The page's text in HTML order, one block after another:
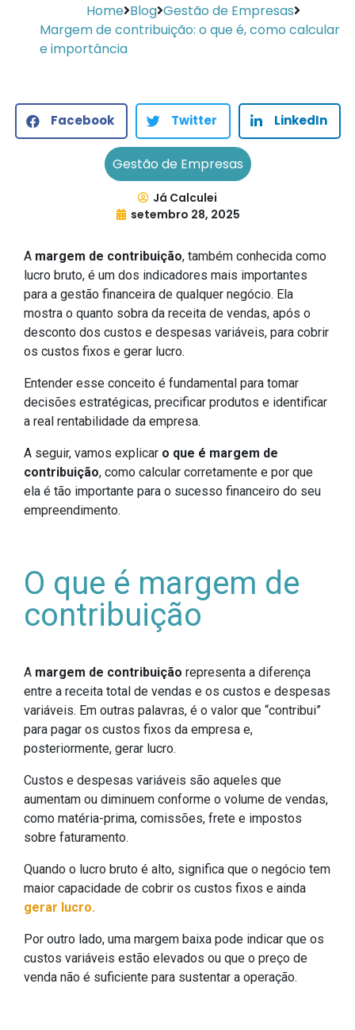
Home Blog Gestão de Empresas
Margem de contribuição: o que é, como calcular
e importância
Facebook Twitter LinkedIn
Gestão de Empresas
Já Calculei
setembro 28, 2025
A margem de contribuição, também conhecida como
lucro bruto, é um dos indicadores mais importantes
para a gestão financeira de qualquer negócio. Ela
mostra o quanto sobra da receita de vendas, após o
desconto dos custos e despesas variáveis, para cobrir
os custos fixos e gerar lucro.
Entender esse conceito é fundamental para tomar
decisões estratégicas, precificar produtos e identificar
a real rentabilidade da empresa.
A seguir, vamos explicar o que é margem de
contribuição, como calcular corretamente e por que
ela é tão importante para o sucesso financeiro do seu
empreendimento.
O que é margem de
contribuição
A margem de contribuição representa a diferença
entre a receita total de vendas e os custos e despesas
variáveis. Em outras palavras, é o valor que “contribui”
para pagar os custos fixos da empresa e,
posteriormente, gerar lucro.
Custos e despesas variáveis são aqueles que
aumentam ou diminuem conforme o volume de vendas,
como matéria-prima, comissões, frete e impostos
sobre faturamento.
Quando o lucro bruto é alto, significa que o negócio tem
maior capacidade de cobrir os custos fixos e ainda
gerar lucro.
Por outro lado, uma margem baixa pode indicar que os
custos variáveis estão elevados ou que o preço de
venda não é suficiente para sustentar a operação.